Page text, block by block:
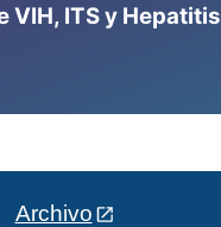
VIH, ITS y Hepatitis
Archivo